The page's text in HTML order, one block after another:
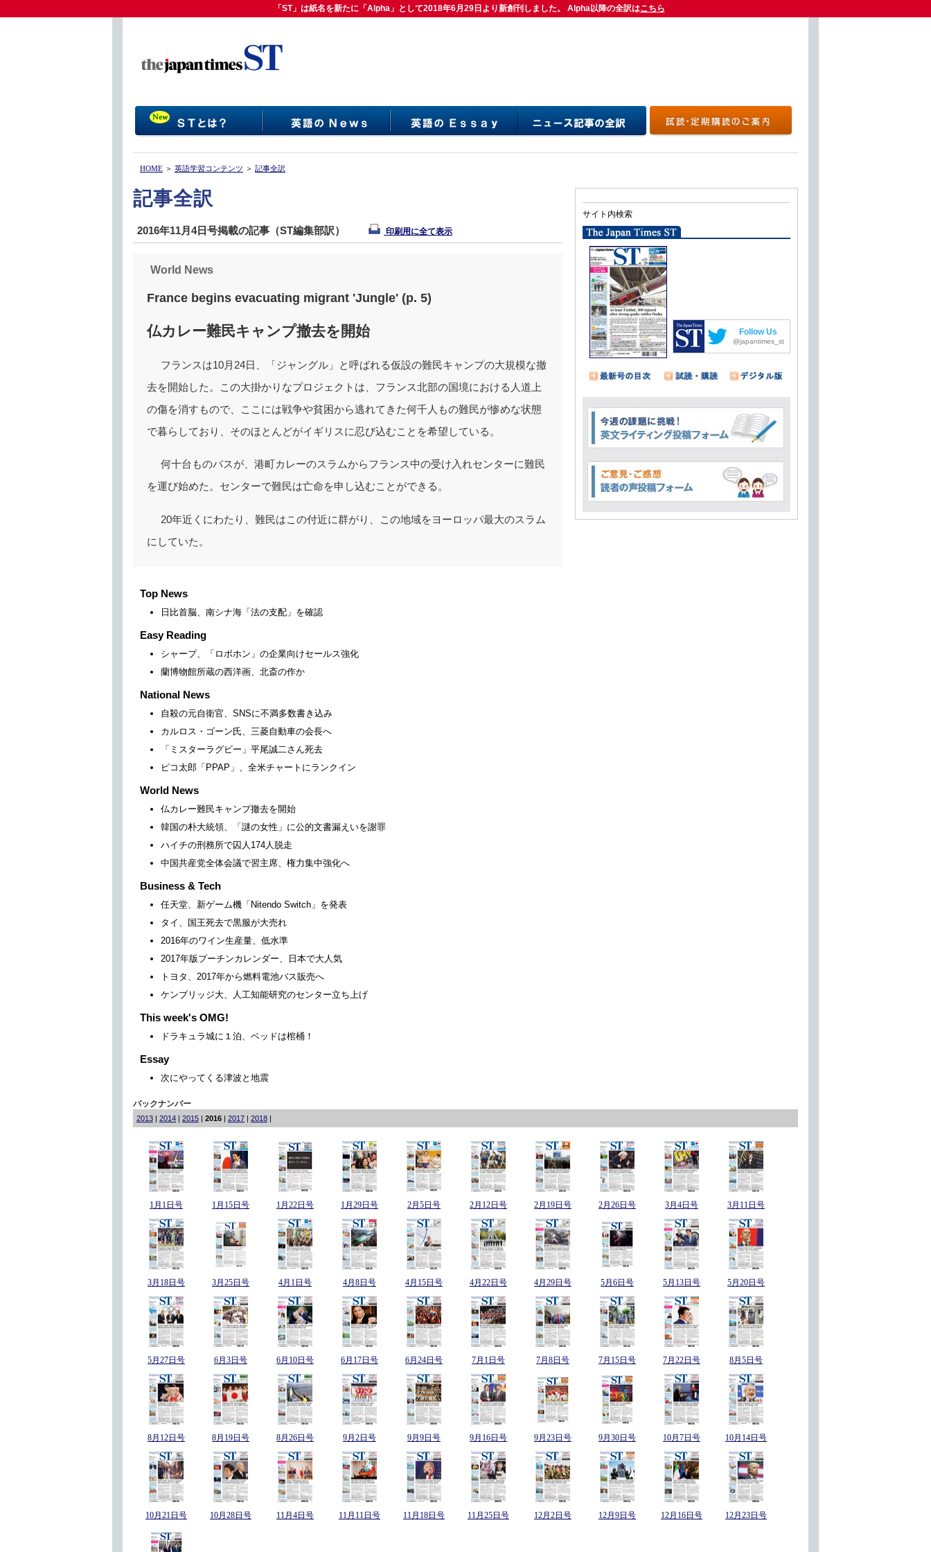
「ST」は紙名を新たに「Alpha」として2018年6月29日より新創刊しました。 Alpha以降の全訳はこちら
「ST」は紙名を新たに「Alpha」として2018年6月29日より新創刊しました。 Alpha以降の全訳はこちら
HOME ＞ 英語学習コンテンツ ＞ 記事全訳
記事全訳
2016年11月4日号掲載の記事（ST編集部訳） 印刷用に全て表示
World News
France begins evacuating migrant 'Jungle' (p. 5)
仏カレー難民キャンプ撤去を開始
フランスは10月24日、「ジャングル」と呼ばれる仮設の難民キャンプの大規模な撤
去を開始した。この大掛かりなプロジェクトは、フランス北部の国境における人道上
の傷を消すもので、ここには戦争や貧困から逃れてきた何千人もの難民が惨めな状態
で暮らしており、そのほとんどがイギリスに忍び込むことを希望している。
何十台ものバスが、港町カレーのスラムからフランス中の受け入れセンターに難民
を運び始めた。センターで難民は亡命を申し込むことができる。
20年近くにわたり、難民はこの付近に群がり、この地域をヨーロッパ最大のスラム
にしていた。
Top News
日比首脳、南シナ海「法の支配」を確認
Easy Reading
シャープ、「ロボホン」の企業向けセールス強化
蘭博物館所蔵の西洋画、北斎の作か
National News
自殺の元自衛官、SNSに不満多数書き込み
カルロス・ゴーン氏、三菱自動車の会長へ
「ミスターラグビー」平尾誠二さん死去
ピコ太郎「PPAP」、全米チャートにランクイン
World News
仏カレー難民キャンプ撤去を開始
韓国の朴大統領、「謎の女性」に公的文書漏えいを謝罪
ハイチの刑務所で囚人174人脱走
中国共産党全体会議で習主席、権力集中強化へ
Business & Tech
任天堂、新ゲーム機「Nitendo Switch」を発表
タイ、国王死去で黒服が大売れ
2016年のワイン生産量、低水準
2017年版プーチンカレンダー、日本で大人気
トヨタ、2017年から燃料電池バス販売へ
ケンブリッジ大、人工知能研究のセンター立ち上げ
This week's OMG!
ドラキュラ城に１泊、ベッドは棺桶！
Essay
次にやってくる津波と地震
サイト内検索
Follow Us
@japantimes_st
バックナンバー
2013 | 2014 | 2015 | 2016 | 2017 | 2018 |
1月1日号 1月15日号 1月22日号 1月29日号 2月5日号 2月12日号 2月19日号 2月26日号 3月4日号 3月11日号
3月18日号 3月25日号 4月1日号 4月8日号 4月15日号 4月22日号 4月29日号 5月6日号 5月13日号 5月20日号
5月27日号 6月3日号 6月10日号 6月17日号 6月24日号 7月1日号 7月8日号 7月15日号 7月22日号 8月5日号
8月12日号 8月19日号 8月26日号 9月2日号 9月9日号 9月16日号 9月23日号 9月30日号 10月7日号 10月14日号
10月21日号 10月28日号 11月4日号 11月11日号 11月18日号 11月25日号 12月2日号 12月9日号 12月16日号 12月23日号